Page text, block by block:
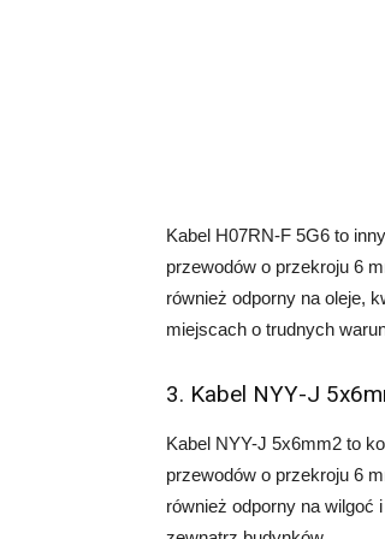
Kabel H07RN-F 5G6 to
przewodów o przekroju 6
również odporny na oleje,
miejscach o trudnych
3. Kabel NYY-J
Kabel NYY-J 5x6mm2 to
przewodów o przekroju 6
również odporny na wilgoć